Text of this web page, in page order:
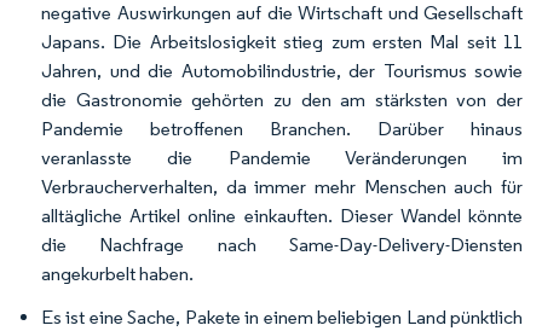
negative Auswirkungen auf die Wirtschaft und Gesellschaft
Japans. Die Arbeitslosigkeit stieg zum ersten Mal seit 11
Jahren, und die Automobilindustrie, der Tourismus sowie
die Gastronomie gehörten zu den am stärksten von der
Pandemie betroffenen Branchen. Darüber hinaus
veranlasste die Pandemie Veränderungen im
Verbraucherverhalten, da immer mehr Menschen auch für
alltägliche Artikel online einkauften. Dieser Wandel könnte
die Nachfrage nach Same-Day-Delivery-Diensten
angekurbelt haben.
Es ist eine Sache, Pakete in einem beliebigen Land pünktlich